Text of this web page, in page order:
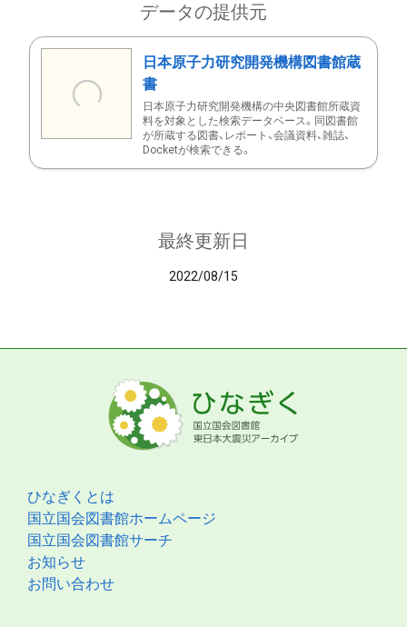
データの提供元
日本原子力研究開発機構図書館蔵
書
日本原子力研究開発機構の中央図書館所蔵資
料を対象とした検索データベース。同図書館
が所蔵する図書、レポート、会議資料、雑誌、
Docketが検索できる。
最終更新日
2022/08/15
ひなぎくとは
国立国会図書館ホームページ
国立国会図書館サーチ
お知らせ
お問い合わせ